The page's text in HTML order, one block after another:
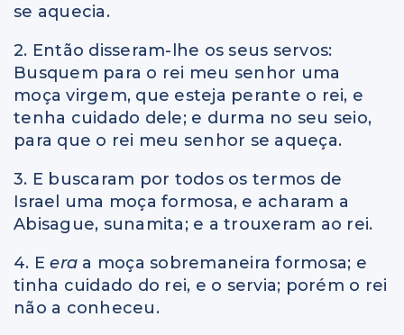
se aquecia.
2. Então disseram-lhe os seus servos:
Busquem para o rei meu senhor uma
moça virgem, que esteja perante o rei, e
tenha cuidado dele; e durma no seu seio,
para que o rei meu senhor se aqueça.
3. E buscaram por todos os termos de
Israel uma moça formosa, e acharam a
Abisague, sunamita; e a trouxeram ao rei.
4. Eera a moça sobremaneira formosa; e
tinha cuidado do rei, e o servia; porém o rei
não a conheceu.